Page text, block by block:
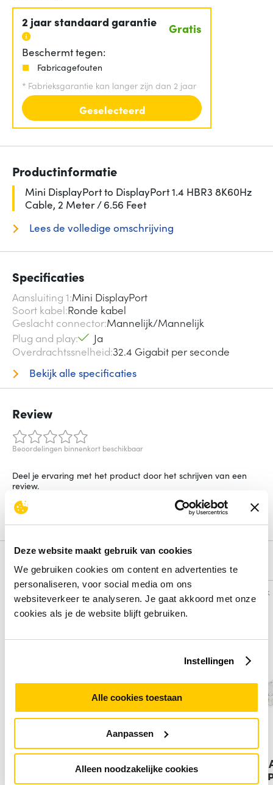
Deze website maakt gebruik van cookies
We gebruiken cookies om content en advertenties te
personaliseren, voor social media om ons
websiteverkeer te analyseren. Je gaat akkoord met onze
cookies als je de website blijft gebruiken.
Instellingen
Alle cookies toestaan
Aanpassen
Alleen noodzakelijke cookies
2 jaar standaard garantie Gratis
Beschermt tegen:
Fabricagefouten
* Fabrieksgarantie kan langer zijn dan 2 jaar
Geselecteerd
Productinformatie
Mini DisplayPort to DisplayPort 1.4 HBR3 8K60Hz
Cable, 2 Meter / 6.56 Feet
Lees de volledige omschrijving
Specificaties
Aansluiting 1 Mini DisplayPort
Soort kabel Ronde kabel
Geslacht connector Mannelijk/Mannelijk
Plug and play
Ja
Overdrachtssnelheid 32.4 Gigabit per seconde
Bekijk alle specificaties
Review
Beoordelingen binnenkort beschikbaar
Deel je ervaring met het product door het schrijven van een
review.
Schrijf een review
Alternatieven
Manhattan DisplayPort 1.2 kabel,
Vergelijk